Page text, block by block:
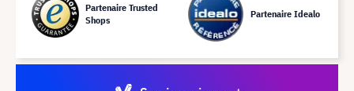
Partenaire Trusted
Shops
Partenaire Idealo